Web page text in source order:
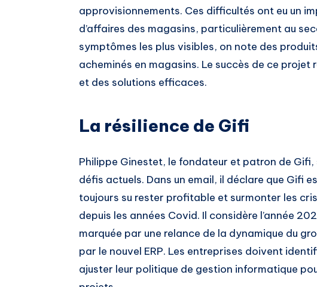
approvisionnements. Ces difficultés ont eu un
d’affaires des magasins, particulièrement au
symptômes les plus visibles, on note des
acheminés en magasins. Le succès de ce projet
et des solutions efficaces.
La résilience de Gifi
Philippe Ginestet, le fondateur et patron de
défis actuels. Dans un email, il déclare que Gifi
toujours su rester profitable et surmonter les
depuis les années Covid. Il considère l’année
marquée par une relance de la dynamique du
par le nouvel ERP. Les entreprises doivent
ajuster leur politique de gestion informatique